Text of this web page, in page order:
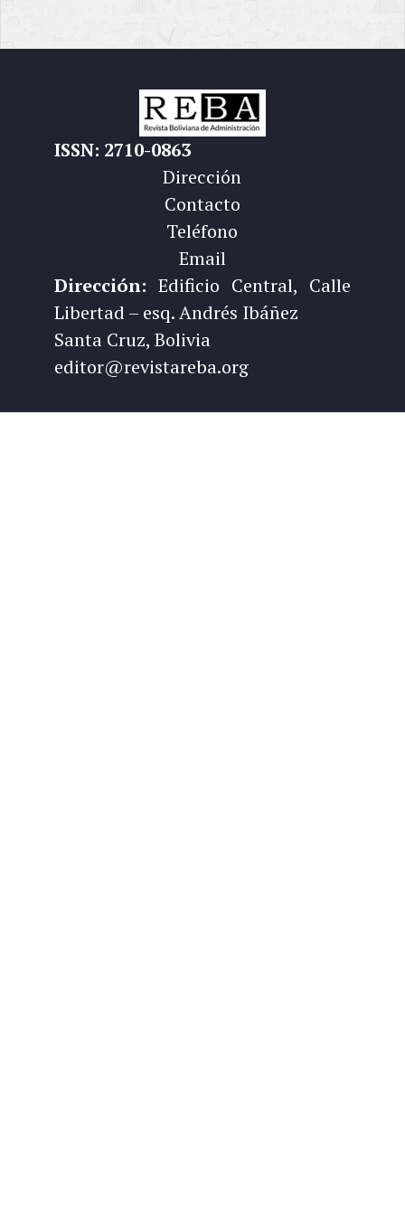
ISSN: 2710-0863
Dirección
Contacto
Teléfono
Email
Dirección: Edificio Central, Calle
Libertad – esq. Andrés Ibáñez
Santa Cruz, Bolivia
editor@revistareba.org